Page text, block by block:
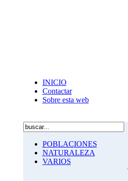
INICIO
Contactar
Sobre esta web
POBLACIONES
NATURALEZA
VARIOS